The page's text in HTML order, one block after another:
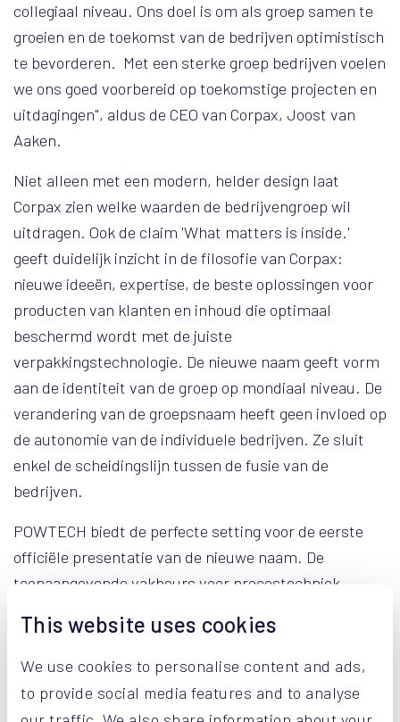
This website uses cookies
We use cookies to personalise content and ads,
to provide social media features and to analyse
collegiaal niveau. Ons doel is om als groep samen te
groeien en de toekomst van de bedrijven optimistisch
te bevorderen. Met een sterke groep bedrijven voelen
we ons goed voorbereid op toekomstige projecten en
uitdagingen", aldus de CEO van Corpax, Joost van
Aaken.
Niet alleen met een modern, helder design laat
Corpax zien welke waarden de bedrijvengroep wil
uitdragen. Ook de claim 'What matters is inside.'
geeft duidelijk inzicht in de filosofie van Corpax:
nieuwe ideeën, expertise, de beste oplossingen voor
producten van klanten en inhoud die optimaal
beschermd wordt met de juiste
verpakkingstechnologie. De nieuwe naam geeft vorm
aan de identiteit van de groep op mondiaal niveau. De
verandering van de groepsnaam heeft geen invloed op
de autonomie van de individuele bedrijven. Ze sluit
enkel de scheidingslijn tussen de fusie van de
bedrijven.
POWTECH biedt de perfecte setting voor de eerste
officiële presentatie van de nieuwe naam. De
toonaangevende vakbeurs voor procestechniek,
vloeistoffen zal een groot aantal klanten en experts
samenbrengen tijdens de beursdagen van 26-28
september 2023.
Al tijdens vorige beurzen, zoals de interpack in